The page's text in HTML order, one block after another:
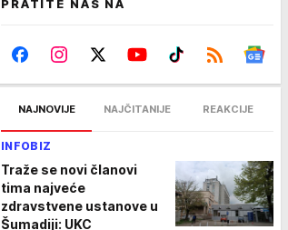
PRATITE NAS NA
NAJNOVIJE NAJČITANIJE REAKCIJE
INFOBIZ
Traže se novi članovi
tima najveće
zdravstvene ustanove u
Šumadiji: UKC